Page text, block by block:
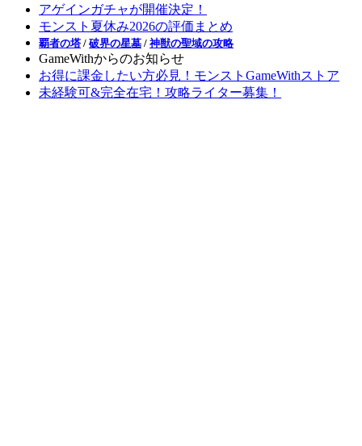
アゲインガチャが開催決定！
モンスト夏休み2026の評価まとめ
覇者の塔 / 破界の星墓 / 神獣の聖域の攻略
GameWithからのお知らせ
お得に課金したい方必見！モンストGameWithストア
未経験可&完全在宅！攻略ライター募集！